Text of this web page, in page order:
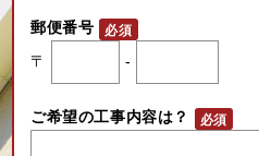
郵便番号
〒
-
ご希望の工事内容は？